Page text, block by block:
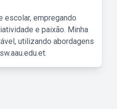
escolar, empregando
e paixão. Minha
utilizando abordagens